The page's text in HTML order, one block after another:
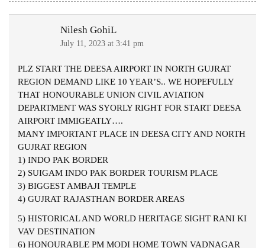
Nilesh GohiL
July 11, 2023 at 3:41 pm
PLZ START THE DEESA AIRPORT IN NORTH GUJRAT
REGION DEMAND LIKE 10 YEAR’S.. WE HOPEFULLY
THAT HONOURABLE UNION CIVIL AVIATION
DEPARTMENT WAS SYORLY RIGHT FOR START DEESA
AIRPORT IMMIGEATLY….
MANY IMPORTANT PLACE IN DEESA CITY AND NORTH
GUJRAT REGION
1) INDO PAK BORDER
2) SUIGAM INDO PAK BORDER TOURISM PLACE
3) BIGGEST AMBAJI TEMPLE
4) GUJRAT RAJASTHAN BORDER AREAS
5) HISTORICAL AND WORLD HERITAGE SIGHT RANI KI
VAV DESTINATION
6) HONOURABLE PM MODI HOME TOWN VADNAGAR